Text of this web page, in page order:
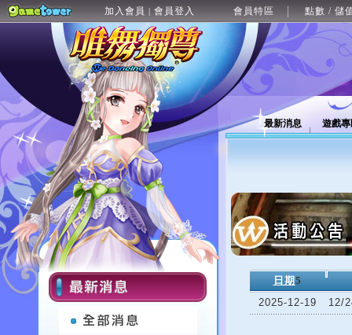
加入會員 | 會員登入 會員特區 點數 / 儲
最新消息 遊戲
日期 5
2025-12-19
12/